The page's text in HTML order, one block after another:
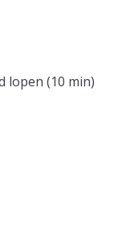
lopen (10 min)